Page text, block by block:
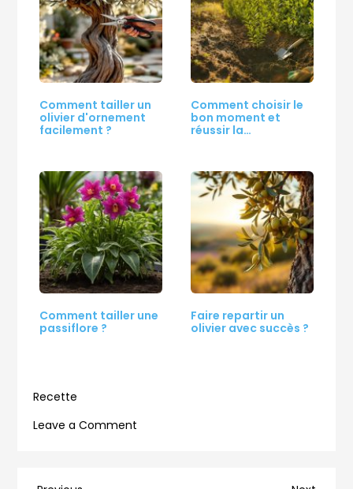
Comment tailler un
olivier d'ornement
facilement ?
Comment choisir le
bon moment et
réussir la…
Comment tailler une
passiflore ?
Faire repartir un
olivier avec succès ?
Recette
Leave a Comment